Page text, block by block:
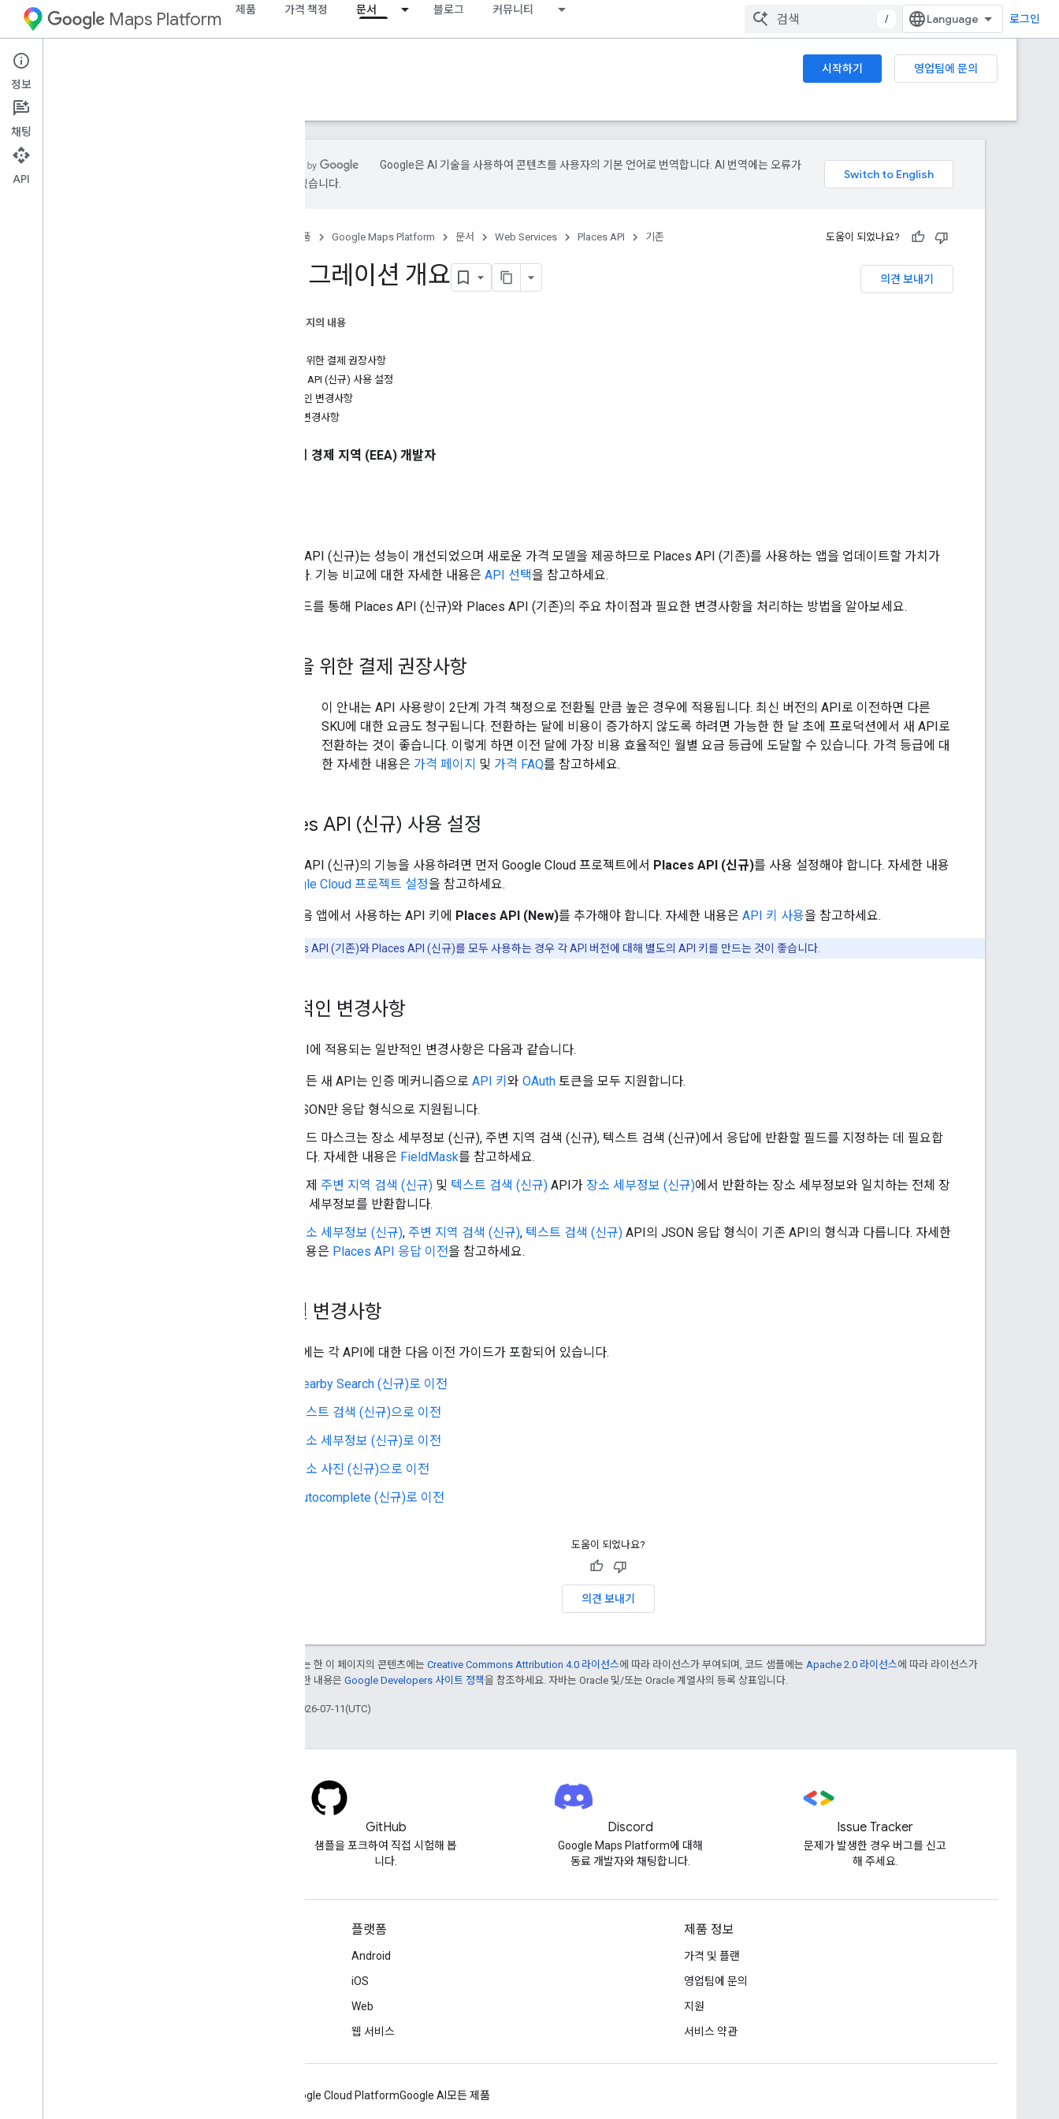
Maps Platform 제품 가격 책정 문서 블로그 커뮤니티
/ 로그인
Web Services 시작하기
영업팀에 문의
가이드
Google은 AI 기술을 사용하여 콘텐츠를 사용자의 기본 언어로 번역합니다. AI 번역에는 오류가
있을 수 있습니다.
제품 Google Maps Platform 문서 Web Services Places API 기존 도움이 되었나요?
의견 보내기
마이그레이션 개요
이 페이지의 내용
이전을 위한 결제 권장사항
Places API (신규) 사용 설정
일반적인 변경사항
API별 변경사항
유럽 경제 지역 (EEA) 개발자
Places API (신규)는 성능이 개선되었으며 새로운 가격 모델을 제공하므로 Places API (기존)를 사용하는 앱을 업데이트할 가치가
있습니다. 기능 비교에 대한 자세한 내용은 API 선택을 참고하세요.
이 가이드를 통해 Places API (신규)와 Places API (기존)의 주요 차이점과 필요한 변경사항을 처리하는 방법을 알아보세요.
이전을 위한 결제 권장사항
이 안내는 API 사용량이 2단계 가격 책정으로 전환될 만큼 높은 경우에 적용됩니다. 최신 버전의 API로 이전하면 다른
SKU에 대한 요금도 청구됩니다. 전환하는 달에 비용이 증가하지 않도록 하려면 가능한 한 달 초에 프로덕션에서 새 API로
전환하는 것이 좋습니다. 이렇게 하면 이전 달에 가장 비용 효율적인 월별 요금 등급에 도달할 수 있습니다. 가격 등급에 대
한 자세한 내용은 가격 페이지 및 가격 FAQ를 참고하세요.
Places API (신규) 사용 설정
Places API (신규)의 기능을 사용하려면 먼저 Google Cloud 프로젝트에서 Places API (신규)를 사용 설정해야 합니다. 자세한 내용
Google Cloud 프로젝트 설정을 참고하세요.
그런 다음 앱에서 사용하는 API 키에 Places API (New)를 추가해야 합니다. 자세한 내용은 API 키 사용을 참고하세요.
Places API (기존)와 Places API (신규)를 모두 사용하는 경우 각 API 버전에 대해 별도의 API 키를 만드는 것이 좋습니다.
일반적인 변경사항
여러 API에 적용되는 일반적인 변경사항은 다음과 같습니다.
모든 새 API는 인증 메커니즘으로 API 키 와 OAuth 토큰을 모두 지원합니다.
JSON만 응답 형식으로 지원됩니다.
필드 마스크는 장소 세부정보 (신규), 주변 지역 검색 (신규), 텍스트 검색 (신규)에서 응답에 반환할 필드를 지정하는 데 필요합
니다. 자세한 내용은 FieldMask를 참고하세요.
이제 주변 지역 검색 (신규) 및 텍스트 검색 (신규) API가 장소 세부정보 (신규)에서 반환하는 장소 세부정보와 일치하는 전체 장
소 세부정보를 반환합니다.
장소 세부정보 (신규), 주변 지역 검색 (신규), 텍스트 검색 (신규) API의 JSON 응답 형식이 기존 API의 형식과 다릅니다. 자세한
내용은 Places API 응답 이전을 참고하세요.
API별 변경사항
이 섹션에는 각 API에 대한 다음 이전 가이드가 포함되어 있습니다.
Nearby Search (신규)로 이전
텍스트 검색 (신규)으로 이전
장소 세부정보 (신규)로 이전
장소 사진 (신규)으로 이전
Autocomplete (신규)로 이전
도움이 되었나요?
의견 보내기
달리 명시되지 않는 한 이 페이지의 콘텐츠에는 Creative Commons Attribution 4.0 라이선스에 따라 라이선스가 부여되며, 코드 샘플에는 Apache 2.0 라이선스에 따라 라이선스가
부여됩니다. 자세한 내용은 Google Developers 사이트 정책을 참조하세요. 자바는 Oracle 및/또는 Oracle 계열사의 등록 상표입니다.
최종 업데이트: 2026-07-11(UTC)
GitHub
샘플을 포크하여 직접 시험해 봅
니다.
Discord
Google Maps Platform에 대해
동료 개발자와 채팅합니다.
Issue Tracker
문제가 발생한 경우 버그를 신고
해 주세요.
플랫폼
Android
iOS
Web
웹 서비스
제품 정보
가격 및 플랜
영업팀에 문의
지원
서비스 약관
Google Cloud PlatformGoogle AI 모든 제품
정보
채팅
API